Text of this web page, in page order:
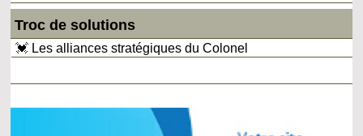
Troc de solutions
💓 Les alliances stratégiques du Colonel